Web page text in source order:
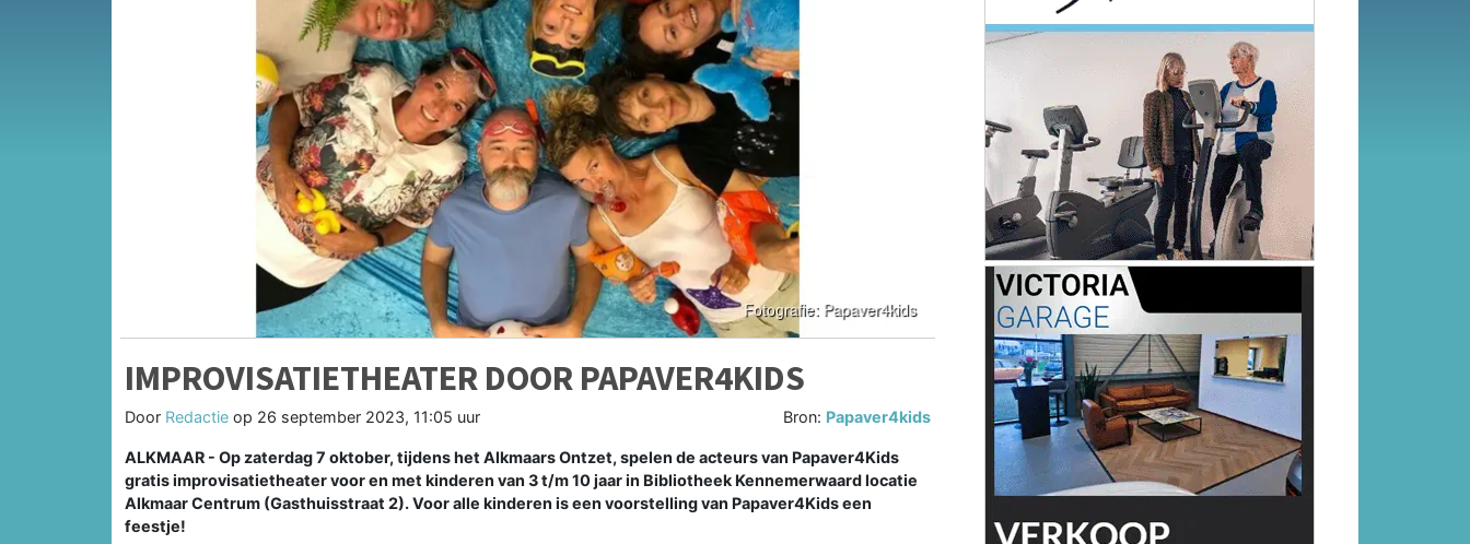
IMPROVISATIETHEATER DOOR PAPAVER4KIDS
Door Redactie op 26 september 2023, 11:05 uur Bron: Papaver4kids
ALKMAAR - Op zaterdag 7 oktober, tijdens het Alkmaars Ontzet, spelen de acteurs van Papaver4Kids
gratis improvisatietheater voor en met kinderen van 3 t/m 10 jaar in Bibliotheek Kennemerwaard locatie
Alkmaar Centrum (Gasthuisstraat 2). Voor alle kinderen is een voorstelling van Papaver4Kids een
feestje!